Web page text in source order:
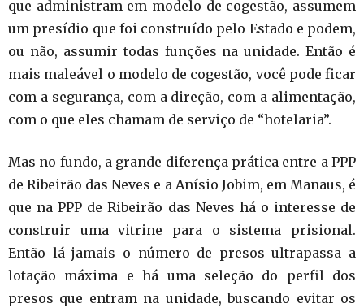
que administram em modelo de cogestão, assumem
um presídio que foi construído pelo Estado e podem,
ou não, assumir todas funções na unidade. Então é
mais maleável o modelo de cogestão, você pode ficar
com a segurança, com a direção, com a alimentação,
com o que eles chamam de serviço de “hotelaria”.
Mas no fundo, a grande diferença prática entre a PPP
de Ribeirão das Neves e a Anísio Jobim, em Manaus, é
que na PPP de Ribeirão das Neves há o interesse de
construir uma vitrine para o sistema prisional.
Então lá jamais o número de presos ultrapassa a
lotação máxima e há uma seleção do perfil dos
presos que entram na unidade, buscando evitar os